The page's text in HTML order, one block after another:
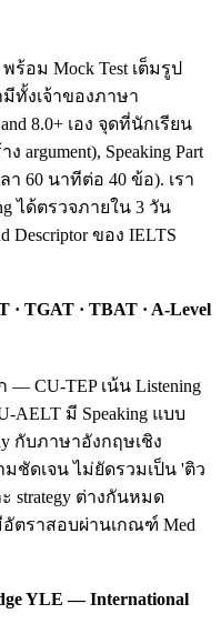
พร้อม Mock Test เต็มรูป
ทั้งเจ้าของภาษา
8.0+ เอง จุดที่นักเรียน
argument), Speaking Part
า 60 นาทีต่อ 40 ข้อ). เรา
ได้ตรวจภายใน 3 วัน
ของ IELTS
· TGAT · TBAT · A-Level
CU-TEP เน้น Listening
AELT มี Speaking แบบ
กับภาษาอังกฤษเชิง
ชัดเจน ไม่ยัดรวมเป็น 'ติว
strategy ต่างกันหมด
อัตราสอบผ่านเกณฑ์ Med
YLE — International